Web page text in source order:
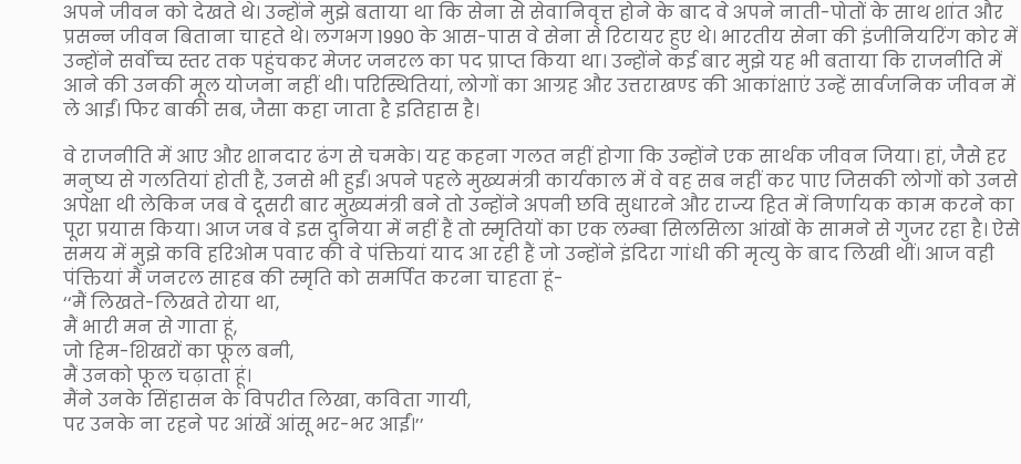
अपने जीवन को देखते थे। उन्होंने मुझे बताया था कि सेना से सेवानिवृत्त होने के बाद वे अपने नाती-पोतों के साथ शांत और
प्रसन्न जीवन बिताना चाहते थे। लगभग 1990 के आस-पास वे सेना से रिटायर हुए थे। भारतीय सेना की इंजीनियरिंग कोर में
उन्होंने सर्वोच्च स्तर तक पहुंचकर मेजर जनरल का पद प्राप्त किया था। उन्होंने कई बार मुझे यह भी बताया कि राजनीति में
आने की उनकी मूल योजना नहीं थी। परिस्थितियां, लोगों का आग्रह और उत्तराखण्ड की आकांक्षाएं उन्हें सार्वजनिक जीवन में
ले आईं। फिर बाकी सब, जैसा कहा जाता है इतिहास है।
वे राजनीति में आए और शानदार ढंग से चमके। यह कहना गलत नहीं होगा कि उन्होंने एक सार्थक जीवन जिया। हां, जैसे हर
मनुष्य से गलतियां होती हैं, उनसे भी हुईं। अपने पहले मुख्यमंत्री कार्यकाल में वे वह सब नहीं कर पाए जिसकी लोगों को उनसे
अपेक्षा थी लेकिन जब वे दूसरी बार मुख्यमंत्री बने तो उन्होंने अपनी छवि सुधारने और राज्य हित में निर्णायक काम करने का
पूरा प्रयास किया। आज जब वे इस दुनिया में नहीं हैं तो स्मृतियों का एक लम्बा सिलसिला आंखों के सामने से गुजर रहा है। ऐसे
समय में मुझे कवि हरिओम पवार की वे पंक्तियां याद आ रही हैं जो उन्होंने इंदिरा गांधी की मृत्यु के बाद लिखी थीं। आज वही
पंक्तियां मैं जनरल साहब की स्मृति को समर्पित करना चाहता हूं-
‘‘मैं लिखते-लिखते रोया था,
मैं भारी मन से गाता हूं,
जो हिम-शिखरों का फूल बनी,
मैं उनको फूल चढ़ाता हूं।
मैंने उनके सिंहासन के विपरीत लिखा, कविता गायी,
पर उनके ना रहने पर आंखें आंसू भर-भर आईं।’’